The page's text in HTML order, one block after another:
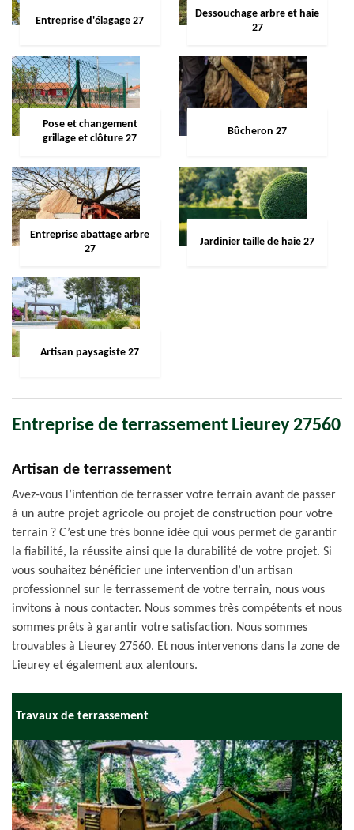
Entreprise d'élagage 27
Dessouchage arbre et haie
27
Pose et changement
grillage et clôture 27
Bûcheron 27
Entreprise abattage arbre
27
Jardinier taille de haie 27
Artisan paysagiste 27
Entreprise de terrassement Lieurey 27560
Artisan de terrassement
Avez-vous l’intention de terrasser votre terrain avant de passer
à un autre projet agricole ou projet de construction pour votre
terrain ? C’est une très bonne idée qui vous permet de garantir
la fiabilité, la réussite ainsi que la durabilité de votre projet. Si
vous souhaitez bénéficier une intervention d’un artisan
professionnel sur le terrassement de votre terrain, nous vous
invitons à nous contacter. Nous sommes très compétents et nous
sommes prêts à garantir votre satisfaction. Nous sommes
trouvables à Lieurey 27560. Et nous intervenons dans la zone de
Lieurey et également aux alentours.
Travaux de terrassement